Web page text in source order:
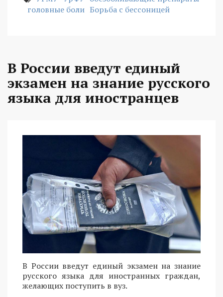
головные боли Борьба с бессоницей
В России введут единый
экзамен на знание русского
языка для иностранцев
В России введут единый экзамен на знание
русского языка для иностранных граждан,
желающих поступить в вуз.